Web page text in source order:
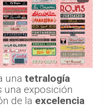
una tetralogía
una exposición
de la excelencia